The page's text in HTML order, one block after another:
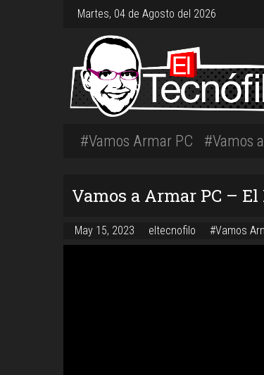
Martes, 04 de Agosto del 2026
#Vamos Armar PC #Vamos
Vamos a Armar PC –
May 15, 2023 eltecnofilo #Vamos